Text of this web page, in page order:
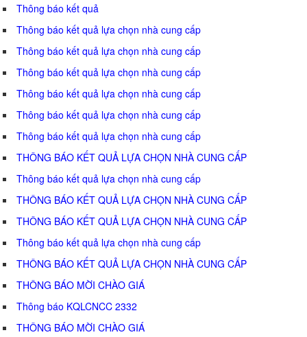
Thông báo kết quả
Thông báo kết quả lựa chọn nhà cung cấp
Thông báo kết quả lựa chọn nhà cung cấp
Thông báo kết quả lựa chọn nhà cung cấp
Thông báo kết quả lựa chọn nhà cung cấp
Thông báo kết quả lựa chọn nhà cung cấp
Thông báo kết quả lựa chọn nhà cung cấp
THÔNG BÁO KẾT QUẢ LỰA CHỌN NHÀ CUNG CẤP
Thông báo kết quả lựa chọn nhà cung cấp
THÔNG BÁO KẾT QUẢ LỰA CHỌN NHÀ CUNG CẤP
THÔNG BÁO KẾT QUẢ LỰA CHỌN NHÀ CUNG CẤP
Thông báo kết quả lựa chọn nhà cung cấp
THÔNG BÁO KẾT QUẢ LỰA CHỌN NHÀ CUNG CẤP
THÔNG BÁO MỜI CHÀO GIÁ
Thông báo KQLCNCC 2332
THÔNG BÁO MỜI CHÀO GIÁ